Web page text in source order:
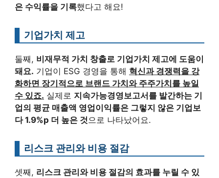
은 수익률을 기록했다고 해요!
기업가치 제고
둘째, 비재무적 가치 창출로 기업가치 제고에 도움이
돼요. 기업이 ESG 경영을 통해 혁신과 경쟁력을 강
화하면 장기적으로 브랜드 가치와 주주가치를 높일
수 있죠. 실제로 지속가능경영보고서를 발간하는 기
업의 평균 매출액 영업이익률은 그렇지 않은 기업보
다 1.9%p 더 높은 것 으로 나타났어요.
리스크 관리와 비용 절감
셋째, 리스크 관리와 비용 절감의 효과를 누릴 수 있